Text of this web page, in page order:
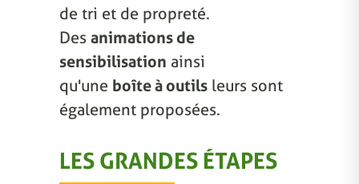
de tri et de propreté.
Des animations de
sensibilisation ainsi
qu'une boîte à outils leurs sont
également proposées.
LES GRANDES ÉTAPES